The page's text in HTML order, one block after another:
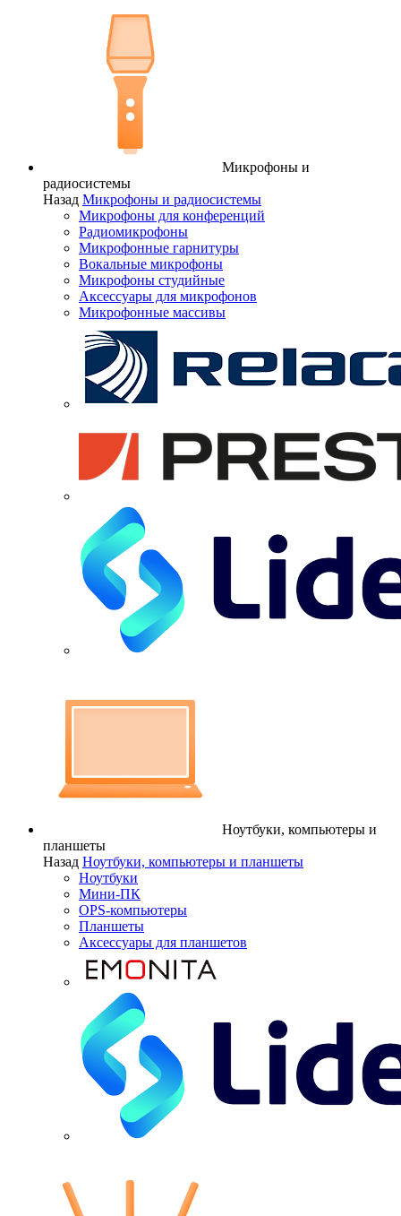
Микрофоны и
радиосистемы
Назад Микрофоны и радиосистемы
Микрофоны для конференций
Радиомикрофоны
Микрофонные гарнитуры
Вокальные микрофоны
Микрофоны студийные
Аксессуары для микрофонов
Микрофонные массивы
Ноутбуки, компьютеры и
планшеты
Назад Ноутбуки, компьютеры и планшеты
Ноутбуки
Мини-ПК
OPS-компьютеры
Планшеты
Аксессуары для планшетов